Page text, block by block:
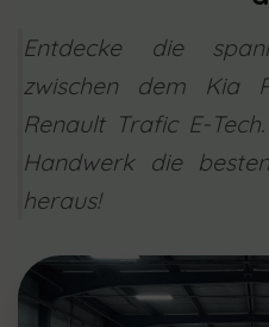
Entdecke die
zwischen dem Kia
Renault Trafic E-
Handwerk die
heraus!